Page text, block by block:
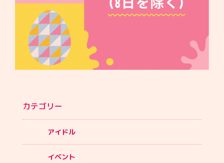
カテゴリー
アイドル
イベント